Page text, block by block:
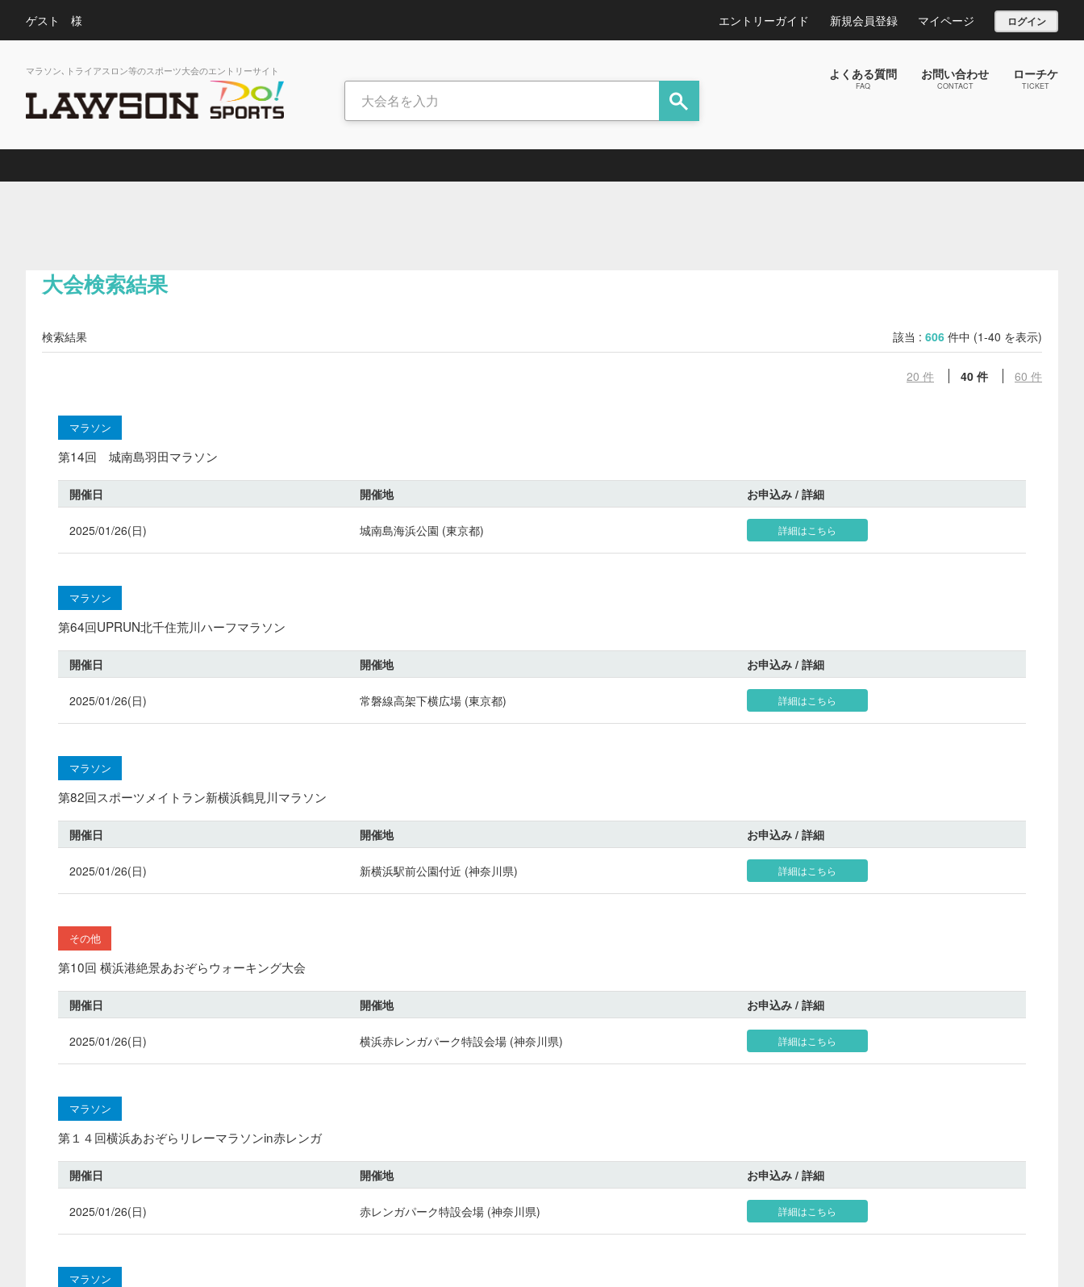
ゲスト 様 エントリーガイド 新規会員登録 マイページ ログイン
マラソン､トライアスロン等のスポーツ大会のエントリーサイト よくある質問
FAQ
お問い合わせ
CONTACT
ローチケ
TICKET
大会検索結果
検索結果 該当 : 606 件中 (1-40 を表示)
20 件 40 件 60 件
マラソン
第14回 城南島羽田マラソン
開催日 開催地 お申込み / 詳細
2025/01/26(日) 城南島海浜公園 (東京都) 詳細はこちら
マラソン
第64回UPRUN北千住荒川ハーフマラソン
開催日 開催地 お申込み / 詳細
2025/01/26(日) 常磐線高架下横広場 (東京都) 詳細はこちら
マラソン
第82回スポーツメイトラン新横浜鶴見川マラソン
開催日 開催地 お申込み / 詳細
2025/01/26(日) 新横浜駅前公園付近 (神奈川県) 詳細はこちら
その他
第10回 横浜港絶景あおぞらウォーキング大会
開催日 開催地 お申込み / 詳細
2025/01/26(日) 横浜赤レンガパーク特設会場 (神奈川県) 詳細はこちら
マラソン
第１４回横浜あおぞらリレーマラソンin赤レンガ
開催日 開催地 お申込み / 詳細
2025/01/26(日) 赤レンガパーク特設会場 (神奈川県) 詳細はこちら
マラソン